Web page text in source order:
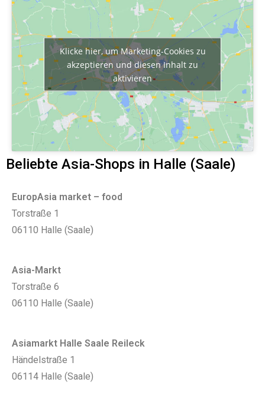
Klicke hier, um Marketing-Cookies zu
akzeptieren und diesen Inhalt zu
aktivieren
Beliebte Asia-Shops in Halle (Saale)
EuropAsia market – food
Torstraße 1
06110 Halle (Saale)
Asia-Markt
Torstraße 6
06110 Halle (Saale)
Asiamarkt Halle Saale Reileck
Händelstraße 1
06114 Halle (Saale)